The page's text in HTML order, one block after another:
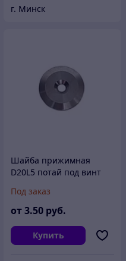
г. Минск
Шайба прижимная
D20L5 потай под винт
Под заказ
от3.50 руб.
Купить